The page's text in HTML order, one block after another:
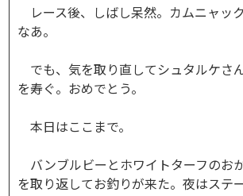
レース後、しばし呆然。カムニャッ
なあ。
でも、気を取り直してシュタルケさ
を寿ぐ。おめでとう。
本日はここまで。
バンブルビーとホワイトターフのお
を取り返してお釣りが来た。夜はステ